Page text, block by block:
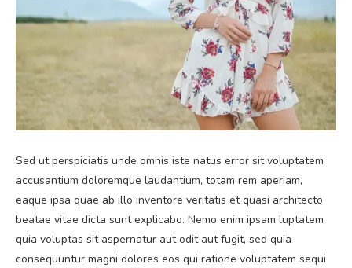
Sed ut perspiciatis unde omnis iste natus error sit voluptatem
accusantium doloremque laudantium, totam rem aperiam,
eaque ipsa quae ab illo inventore veritatis et quasi architecto
beatae vitae dicta sunt explicabo. Nemo enim ipsam luptatem
quia voluptas sit aspernatur aut odit aut fugit, sed quia
consequuntur magni dolores eos qui ratione voluptatem sequi